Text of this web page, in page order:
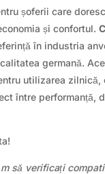
șoferii care
și confortul.
în industria
germană.
utilizarea zilnică,
între performanță,
să verificați